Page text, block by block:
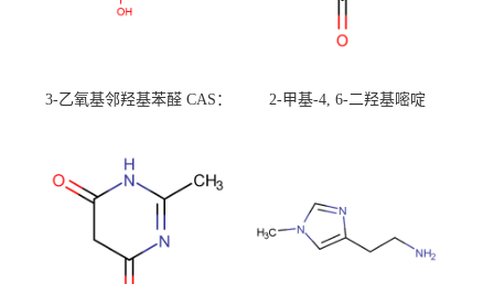
3-乙氧基邻羟基苯醛 CAS：
校可先用后付
2-甲基-4, 6-二羟基嘧啶